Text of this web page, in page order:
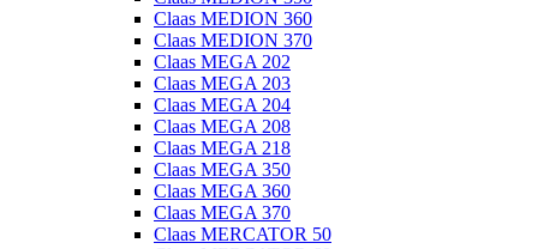
Claas MEDION 360
Claas MEDION 370
Claas MEGA 202
Claas MEGA 203
Claas MEGA 204
Claas MEGA 208
Claas MEGA 218
Claas MEGA 350
Claas MEGA 360
Claas MEGA 370
Claas MERCATOR 50